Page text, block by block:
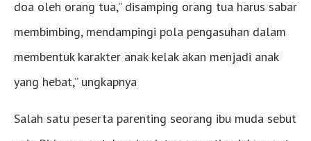
doa oleh orang tua,” disamping orang tua harus sabar
membimbing, mendampingi pola pengasuhan dalam
membentuk karakter anak kelak akan menjadi anak
yang hebat,” ungkapnya
Salah satu peserta parenting seorang ibu muda sebut